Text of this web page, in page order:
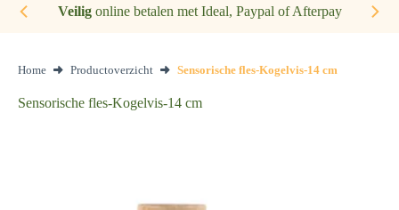
Veiligonline betalen met Ideal, Paypal of Afterpay
Home Productoverzicht Sensorische fles-Kogelvis-14 cm
Sensorische fles-Kogelvis-14 cm